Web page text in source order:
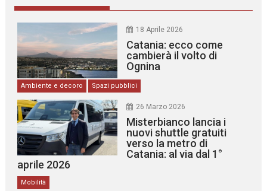
18 Aprile 2026
Catania: ecco come
cambierà il volto di
Ognina
Ambiente e decoro Spazi pubblici
26 Marzo 2026
Misterbianco lancia i
nuovi shuttle gratuiti
verso la metro di
Catania: al via dal 1°
aprile 2026
Mobilità